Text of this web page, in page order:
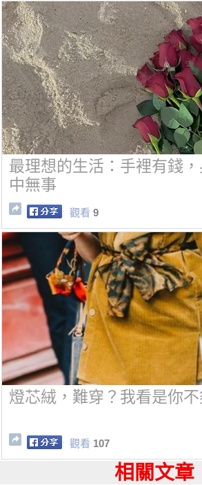
最理想的生活：手裡有錢
中無事
觀看 9
燈芯絨，難穿？我看是你不
觀看 107
相關文章